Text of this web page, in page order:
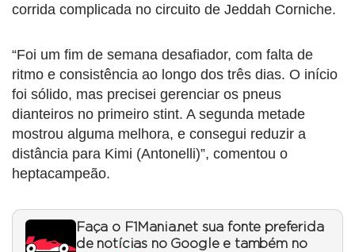
corrida complicada no circuito de Jeddah Corniche.
“Foi um fim de semana desafiador, com falta de
ritmo e consistência ao longo dos três dias. O início
foi sólido, mas precisei gerenciar os pneus
dianteiros no primeiro stint. A segunda metade
mostrou alguma melhora, e consegui reduzir a
distância para Kimi (Antonelli)”, comentou o
heptacampeão.
Faça o F1Mania.net sua fonte preferida
de notícias no Google e também no